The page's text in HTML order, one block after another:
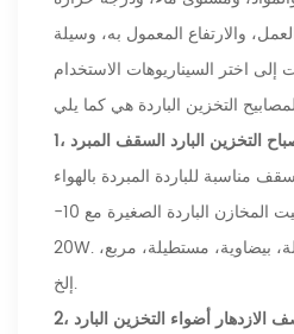
والارتفاع المعمول به، وسيلة
إلى اختر السيناريوهات الاستخدام
التخزين البارد السقف المبرد
مناسبة للباردة المبردة بالهواء
التخزين. عموما، يمكن تثبيت المخازن الباردة الصغيرة مع 10-
20W. الأشكال المشتركة هي جولة، بيضاوية، مستطيلة، مربع،
إلخ.
صف الازدهار أضواء التخزين البارد